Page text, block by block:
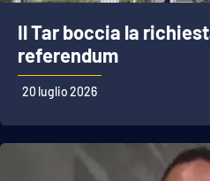
Il Tar boccia la
referendum
20 luglio 2026